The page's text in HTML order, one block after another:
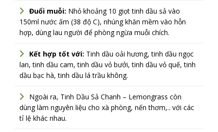
Đuổi muỗi: Nhỏ khoảng 10 giọt tinh dầu sả vào
150ml nước ấm (38 độ C), nhúng khăn mềm vào hỗn
hợp, dùng lau người để phòng ngừa muỗi chích.
Kết hợp tốt với: Tinh dầu oải hương, tinh dầu ngọc
lan, tinh dầu cam, tinh dầu vỏ bưởi, tinh dầu vỏ quế, tinh
dầu bạc hà, tinh dầu lá trầu không.
Ngoài ra, Tinh Dầu Sả Chanh – Lemongrass còn
dùng làm nguyên liệu cho xà phòng, nến thơm,.. với các
tỉ lệ khác nhau.